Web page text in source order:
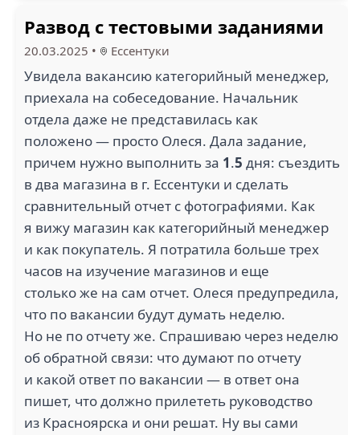
Развод с тестовыми заданиями
20.03.2025 • Ессентуки
Увидела вакансию категорийный менеджер,
приехала на собеседование. Начальник
отдела даже не представилась как
положено — просто Олеся. Дала задание,
причем нужно выполнить за 1.5 дня: съездить
в два магазина в г. Ессентуки и сделать
сравнительный отчет с фотографиями. Как
я вижу магазин как категорийный менеджер
и как покупатель. Я потратила больше трех
часов на изучение магазинов и еще
столько же на сам отчет. Олеся предупредила,
что по вакансии будут думать неделю.
Но не по отчету же. Спрашиваю через неделю
об обратной связи: что думают по отчету
и какой ответ по вакансии — в ответ она
пишет, что должно прилететь руководство
из Красноярска и они решат. Ну вы сами